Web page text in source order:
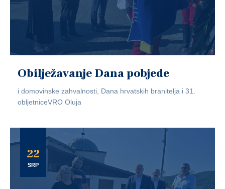
Obilježavanje Dana pobjede
i domovinske zahvalnosti, Dana hrvatskih branitelja i 31.
obljetniceVRO Oluja
22
SRP